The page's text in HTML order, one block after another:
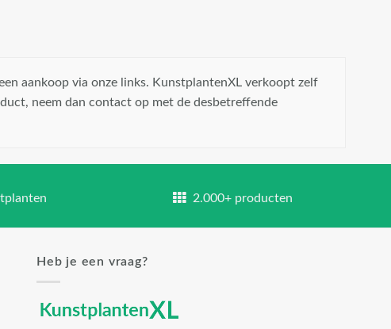
aankoop via onze links. KunstplantenXL verkoopt zelf
neem dan contact op met de desbetreffende
2.000+ producten
Heb je een vraag?